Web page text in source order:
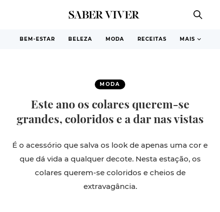
BEM-ESTAR BELEZA MODA RECEITAS MAIS
MODA
Este ano os colares querem-se
grandes, coloridos e a dar nas vistas
É o acessório que salva os look de apenas uma cor e
que dá vida a qualquer decote. Nesta estação, os
colares querem-se coloridos e cheios de
extravagância.